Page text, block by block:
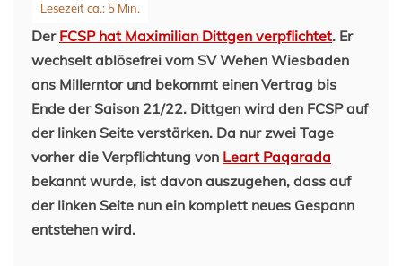
Der FCSP hat Maximilian Dittgen verpflichtet. Er
wechselt ablösefrei vom SV Wehen Wiesbaden
ans Millerntor und bekommt einen Vertrag bis
Ende der Saison 21/22. Dittgen wird den FCSP auf
der linken Seite verstärken. Da nur zwei Tage
vorher die Verpflichtung von Leart Paqarada
bekannt wurde, ist davon auszugehen, dass auf
der linken Seite nun ein komplett neues Gespann
entstehen wird.